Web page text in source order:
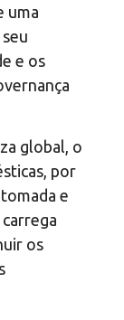
uma
e os
global, o
por
e
os